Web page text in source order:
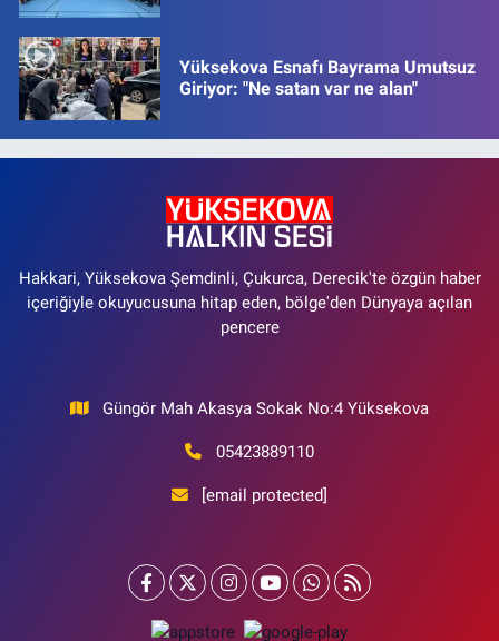
Yüksekova Esnafı Bayrama Umutsuz
Giriyor: "Ne satan var ne alan"
Hakkari, Yüksekova Şemdinli, Çukurca, Derecik'te özgün haber
içeriğiyle okuyucusuna hitap eden, bölge'den Dünyaya açılan
pencere
Güngör Mah Akasya Sokak No:4 Yüksekova
05423889110
[email protected]